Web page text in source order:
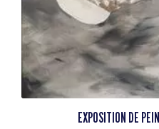
EXPOSITION DE